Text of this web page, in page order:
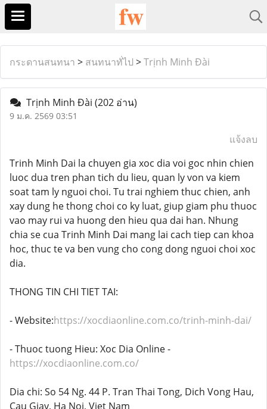
กระดานสนทนา > สนทนาทั่ไป >Trịnh Minh Đài
Trịnh Minh Đài (202 อ่าน)
9 ม.ค. 2569 03:51
แจ้งลบ
Trinh Minh Dai la chuyen gia xoc dia voi goc nhin chien
luoc dua tren phan tich du lieu, quan ly von va kiem
soat tam ly nguoi choi. Tu trai nghiem thuc chien, anh
xay dung he thong choi co ky luat, giup giam phu thuoc
vao may rui va huong den hieu qua dai han. Nhung
chia se cua Trinh Minh Dai mang lai cach tiep can khoa
hoc, thuc te va ben vung cho cong dong nguoi choi xoc
dia.
THONG TIN CHI TIET TAI:
- Website:https://xocdiaonline.com.co/trinh-minh-dai/
- Thuoc tuong Hieu: Xoc Dia Online -
https://xocdiaonline.com.co/
Dia chi: So 54 Ng. 44 P. Tran Thai Tong, Dich Vong Hau,
Cau Giay, Ha Noi, Viet Nam